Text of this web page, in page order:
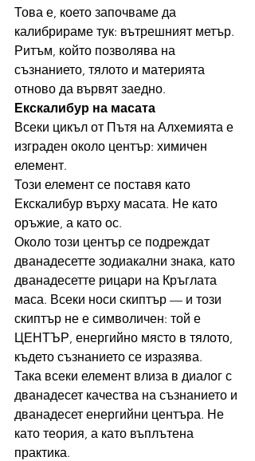
Това е, което започваме да
калибрираме тук: вътрешният метър.
Ритъм, който позволява на
съзнанието, тялото и материята
отново да вървят заедно.
Екскалибур на масата
Всеки цикъл от Пътя на Алхемията е
изграден около център: химичен
елемент.
Този елемент се поставя като
Екскалибур върху масата. Не като
оръжие, а като ос.
Около този център се подреждат
дванадесетте зодиакални знака, като
дванадесетте рицари на Кръглата
маса. Всеки носи скиптър — и този
скиптър не е символичен: той е
ЦЕНТЪР, енергийно място в тялото,
където съзнанието се изразява.
Така всеки елемент влиза в диалог с
дванадесет качества на съзнанието и
дванадесет енергийни центъра. Не
като теория, а като въплътена
практика.